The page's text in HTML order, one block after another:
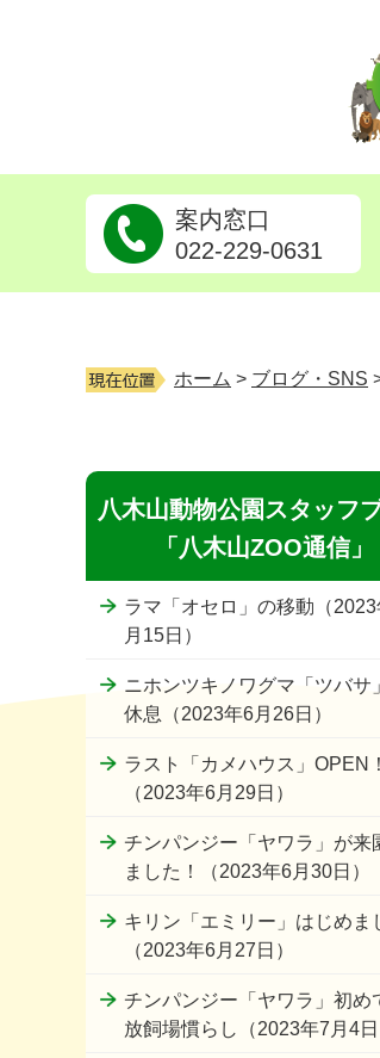
八木山動物公園
案内窓口
022-229-0631
ホーム > ブログ・SNS
八木山動物公園スタッフ
「八木山ZOO通信」
ラマ「オセロ」の移動（
月15日）
ニホンツキノワグマ「ツバサ
休息（2023年6月26日）
ラスト「カメハウス」OPEN！
（2023年6月29日）
チンパンジー「ヤワラ」が来
ました！（2023年6月30日）
キリン「エミリー」はじめま
（2023年6月27日）
チンパンジー「ヤワラ」初め
放飼場慣らし（2023年7月4日